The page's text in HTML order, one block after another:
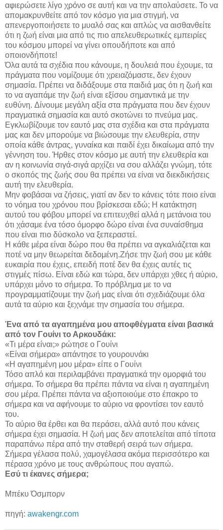
αφιερώσετε λίγο χρόνο σε αυτή και να την απολαύσετε. Το να
απομακρυνθείτε από τον κόσμο για μια στιγμή, να
απενεργοποιήσετε το μυαλό σας και απλώς να αισθανθείτε
ότι η ζωή είναι μια από τις πιο απελευθερωτικές εμπειρίες
του κόσμου μπορεί να γίνει οπουδήποτε και από
οποιονδήποτε!
Όλα αυτά τα σχέδια που κάνουμε, η δουλειά που έχουμε, τα
πράγματα που νομίζουμε ότι χρειαζόμαστε, δεν έχουν
σημασία. Πρέπει να διδάξουμε στα παιδιά μας ότι η ζωή και
το να αγαπάμε την ζωή είναι εξίσου σημαντικά με την
ευθύνη. Δίνουμε μεγάλη αξία στα πράγματα που δεν έχουν
πραγματικά σημασία και αυτό σκοτώνει το πνεύμα μας.
Εγκλωβίζουμε τον εαυτό μας στα σχέδια και στα πράγματα
μας και δεν μπορούμε να βιώσουμε την ελευθερία, στην
οποία κάθε άντρας, γυναίκα και παιδί έχει δικαίωμα από την
γέννηση του. Ήρθες στον κόσμο με αυτή την ελευθερία και
αν η κοινωνία σιγά-σιγά αρχίζει να σου αλλάζει γνώμη, τότε
ο σκοπός της ζωής σου θα πρέπει να είναι να διεκδικήσεις
αυτή την ελευθερία.
Μην φοβάσαι να ζήσεις, γιατί αν δεν το κάνεις τότε ποιο είναι
το νόημα του χρόνου που βρίσκεσαι εδώ; Η κατάκτηση
αυτού του φόβου μπορεί να επιτευχθεί αλλά η μετάνοια του
ότι χάσαμε ένα τόσο όμορφο δώρο είναι ένα συναίσθημα
που είναι πιο δύσκολο να ξεπεραστεί.
Η κάθε μέρα είναι δώρο που θα πρέπει να αγκαλιάζεται και
ποτέ να μην θεωρείται δεδομένη.Ζήσε την ζωή σου με κάθε
ευκαιρία που έχεις, επειδή ποτέ δεν θα έχεις αυτές τις
στιγμές πίσω. Είναι εδώ και τώρα, δεν υπάρχει χθες ή αύριο,
υπάρχει μόνο το σήμερα. Το πρόβλημα με το να
προγραμματίζουμε την ζωή μας είναι ότι σχεδιάζουμε όλα
αυτά τα αύριο και ξεχνάμε την σημασία του σήμερα.
Ένα από τα αγαπημένα μου αποφθέγματα είναι βασικά
από τον Γουίνι το Αρκουδάκι:
«Τι μέρα είναι;» ρώτησε ο Γουίνι
«Είναι σήμερα» απάντησε το γουρουνάκι
«Η αγαπημένη μου μέρα» είπε ο Γουίνι
Τόσο απλό και περιλαμβάνει πραγματικά την ομορφιά του
σήμερα. Το σήμερα θα πρέπει πάντα να είναι η αγαπημένη
σου μέρα. Πρέπει πάντα να αξιοποιούμε στο έπακρο το
σήμερα και να αφήνουμε το αύριο να φροντίσει τον εαυτό
του.
Το αύριο θα έρθει και θα περάσει, αλλά αυτό που κάνεις
σήμερα έχει σημασία. Η ζωή μας δεν αποτελείται από τίποτα
παραπάνω πέρα από την σταθερή σειρά των σήμερα.
Σήμερα γέλασα πολύ, χαμογέλασα ακόμα περισσότερο και
πέρασα χρόνο με τους ανθρώπους που αγαπώ.
Εσύ τι έκανες σήμερα;
Μπέκυ Όσμπορν
πηγή: awakengr.com